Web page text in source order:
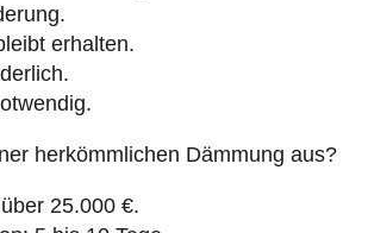
erhalten.
herkömmlichen Dämmung aus?
25.000 €.